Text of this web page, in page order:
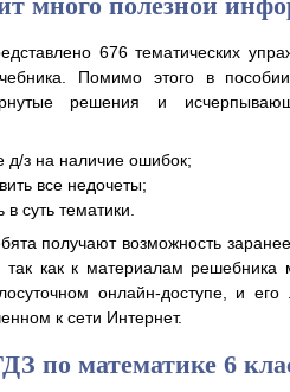
676 тематических
Помимо этого в
решения и
д/з на наличие ошибок;
все недочеты;
суть тематики.
получают возможность
так как к материалам
онлайн-доступе, и
к сети Интернет.
по математике 6